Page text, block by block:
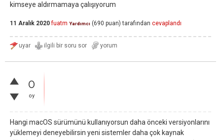
kimseye aldırmamaya çalışıyorum
11 Aralık 2020 fuatm Yardımcı (690 puan) tarafından cevaplandı
0
oy
Hangi macOS sürümünü kullanıyorsun daha önceki versiyonlarını
yüklemeyi deneyebilirsin yeni sistemler daha çok kaynak